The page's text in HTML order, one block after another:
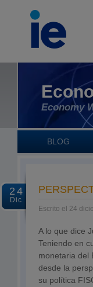
Economy
BLOG
24
Dic
Escrito el 24
A lo que dice
Teniendo en
monetaria del
desde la
su política